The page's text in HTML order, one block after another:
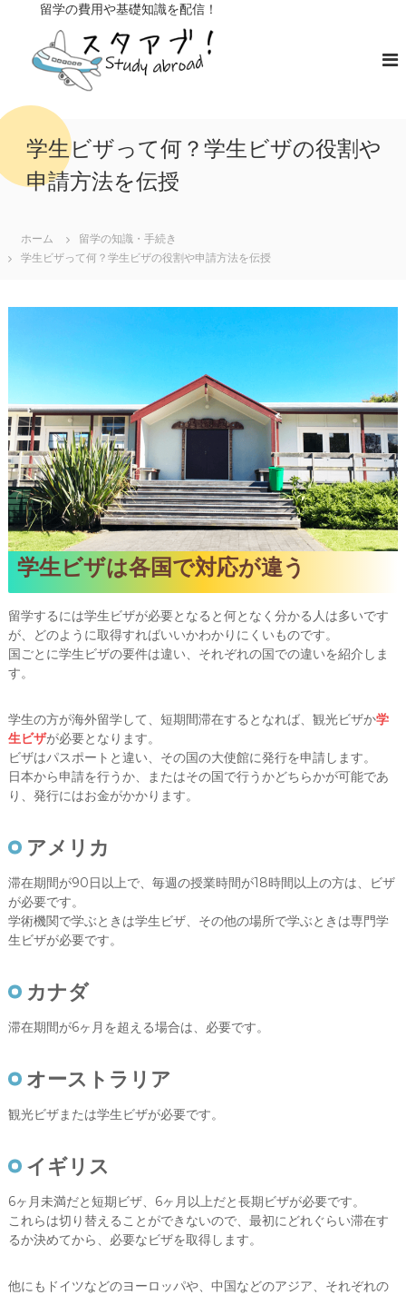
ス
プ
留学の費用や基礎知識を配信！
礎
知
学生ビザって何？学生ビザの役割や
申請方法を伝授
ホーム
留学の知識・手続き
学生ビザって何？学生ビザの役割や申請方法を伝授
学生ビザは各国で対応が違う
留学するには学生ビザが必要となると何となく分かる人は多いです
が、どのように取得すればいいかわかりにくいものです。
国ごとに学生ビザの要件は違い、それぞれの国での違いを紹介しま
す。
学生の方が海外留学して、短期間滞在するとなれば、観光ビザか学
生ビザが必要となります。
ビザはパスポートと違い、その国の大使館に発行を申請します。
日本から申請を行うか、またはその国で行うかどちらかが可能であ
り、発行にはお金がかかります。
アメリカ
滞在期間が90日以上で、毎週の授業時間が18時間以上の方は、ビザ
が必要です。
学術機関で学ぶときは学生ビザ、その他の場所で学ぶときは専門学
生ビザが必要です。
カナダ
滞在期間が6ヶ月を超える場合は、必要です。
オーストラリア
観光ビザまたは学生ビザが必要です。
イギリス
6ヶ月未満だと短期ビザ、6ヶ月以上だと長期ビザが必要です。
これらは切り替えることができないので、最初にどれぐらい滞在す
るか決めてから、必要なビザを取得します。
他にもドイツなどのヨーロッパや、中国などのアジア、それぞれの